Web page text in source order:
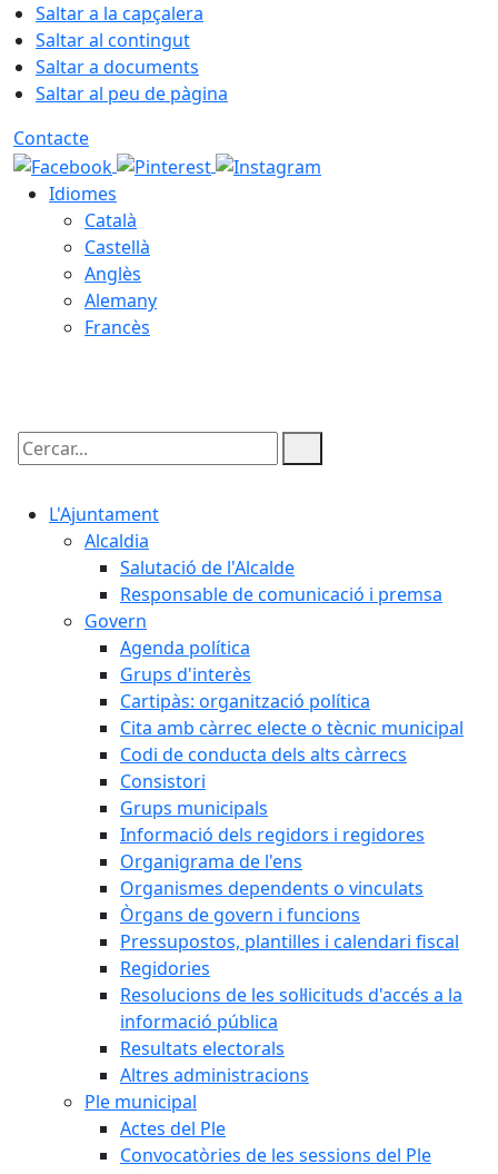
Saltar a la capçalera
Saltar al contingut
Saltar a documents
Saltar al peu de pàgina
Contacte
Idiomes
Català
Castellà
Anglès
Alemany
Francès
Cercar:
L'Ajuntament
Alcaldia
Salutació de l'Alcalde
Responsable de comunicació i premsa
Govern
Agenda política
Grups d'interès
Cartipàs: organització política
Cita amb càrrec electe o tècnic municipal
Codi de conducta dels alts càrrecs
Consistori
Grups municipals
Informació dels regidors i regidores
Organigrama de l'ens
Organismes dependents o vinculats
Òrgans de govern i funcions
Pressupostos, plantilles i calendari fiscal
Regidories
Resolucions de les sol·licituds d'accés a la
informació pública
Resultats electorals
Altres administracions
Ple municipal
Actes del Ple
Convocatòries de les sessions del Ple